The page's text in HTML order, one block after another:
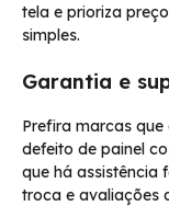
tela e prioriza
simples.
Garantia e
Prefira marcas
defeito de painel
que há assistência
troca e avaliações